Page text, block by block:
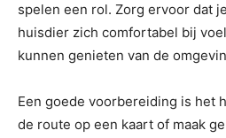
spelen een rol. Zorg ervoor dat
huisdier zich comfortabel bij
kunnen genieten van de
Een goede voorbereiding is het
de route op een kaart of maak